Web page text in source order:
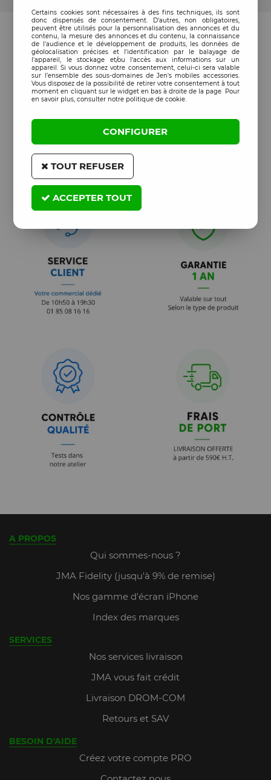
A PROPOS
Qui sommes-nous ?
JMA Fidelity (jusqu'à 9% de remise)
Nos gamme d'écran iPhone
Index des marques
SERVICES
Nos services livraison
JMA vous fait crédit
Livraison DROM-COM
Retours et SAV
BESOIN D'AIDE
Créez votre compte PRO
Certains cookies sont nécessaires à des fins techniques, ils sont
donc dispensés de consentement. D'autres, non obligatoires,
peuvent être utilisés pour la personnalisation des annonces et du
contenu, la mesure des annonces et du contenu, la connaissance
de l'audience et le développement de produits, les données de
géolocalisation précises et l'identification par le balayage de
l'appareil, le stockage et/ou l'accès aux informations sur un
appareil. Si vous donnez votre consentement, celui-ci sera valable
sur l’ensemble des sous-domaines de Jen's mobiles accessories.
Vous disposez de la possibilité de retirer votre consentement à tout
moment en cliquant sur le widget en bas à droite de la page. Pour
en savoir plus, consulter notre politique de cookie.
CONFIGURER
TOUT REFUSER
ACCEPTER TOUT